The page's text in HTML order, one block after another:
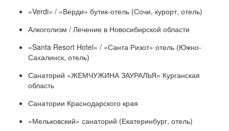
«Verdi» / «Верди» бутик-отель (Сочи, курорт, отель)
Алкоголизм / Лечение в Новосибирской области
«Santa Resort Hotel» / «Санта Ризот» отель (Южно-
Сахалинск, отель)
Санаторий «ЖЕМЧУЖИНА ЗАУРАЛЬЯ» Курганская
область
Санатории Краснодарского края
«Мельковский» санаторий (Екатеринбург, отель)